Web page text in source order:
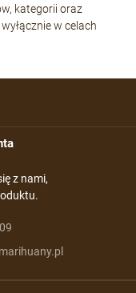
kategorii oraz
w celach
z nami,